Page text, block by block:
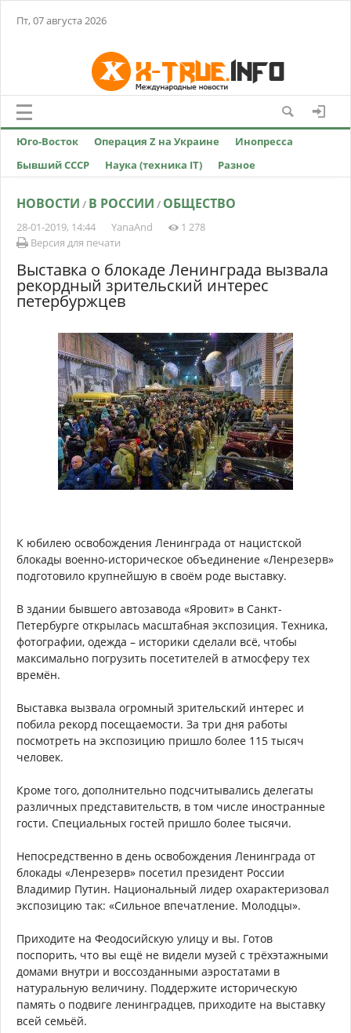
Пт, 07 августа 2026
Юго-Восток Операция Z на Украине
Инопресса
Бывший СССР
Наука (техника IT) Разное
НОВОСТИ / В РОССИИ / ОБЩЕСТВО
28-01-2019, 14:44 YanaAnd
1 278
Версия для печати
Выставка о блокаде Ленинграда вызвала
рекордный зрительский интерес
петербуржцев
К юбилею освобождения Ленинграда от нацистской
блокады военно-историческое объединение «Ленрезерв»
подготовило крупнейшую в своём роде выставку.
В здании бывшего автозавода «Яровит» в Санкт-
Петербурге открылась масштабная экспозиция. Техника,
фотографии, одежда – историки сделали всё, чтобы
максимально погрузить посетителей в атмосферу тех
времён.
Выставка вызвала огромный зрительский интерес и
побила рекорд посещаемости. За три дня работы
посмотреть на экспозицию пришло более 115 тысяч
человек.
Кроме того, дополнительно подсчитывались делегаты
различных представительств, в том числе иностранные
гости. Специальных гостей пришло более тысячи.
Непосредственно в день освобождения Ленинграда от
блокады «Ленрезерв» посетил президент России
Владимир Путин. Национальный лидер охарактеризовал
экспозицию так: «Сильное впечатление. Молодцы».
Приходите на Феодосийскую улицу и вы. Готов
поспорить, что вы ещё не видели музей с трёхэтажными
домами внутри и воссозданными аэростатами в
натуральную величину. Поддержите историческую
память о подвиге ленинградцев, приходите на выставку
всей семьёй.